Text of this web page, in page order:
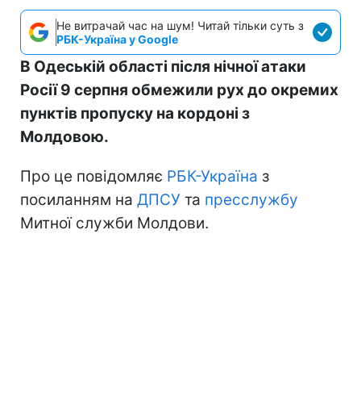
Не витрачай час на шум! Читай тільки суть з
РБК-Україна у Google
В Одеській області після нічної атаки
Росії 9 серпня обмежили рух до окремих
пунктів пропуску на кордоні з
Молдовою.
Про це повідомляє РБК-Україна з
посиланням на ДПСУ та пресслужбу
Митної служби Молдови.